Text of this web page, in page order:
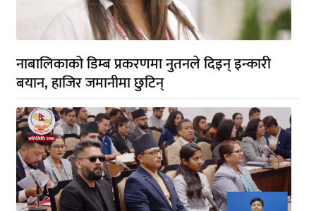
नाबालिकाको डिम्ब प्रकरणमा नुतनले दिइन् इन्कारी
बयान, हाजिर जमानीमा छुटिन्